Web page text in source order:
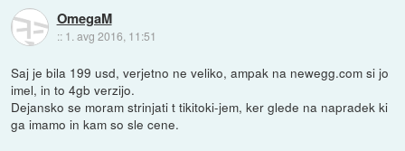
OmegaM
:: 1. avg 2016, 11:51
Saj je bila 199 usd, verjetno ne veliko, ampak na newegg.com si jo
imel, in to 4gb verzijo.
Dejansko se moram strinjati t tikitoki-jem, ker glede na napradek ki
ga imamo in kam so sle cene.